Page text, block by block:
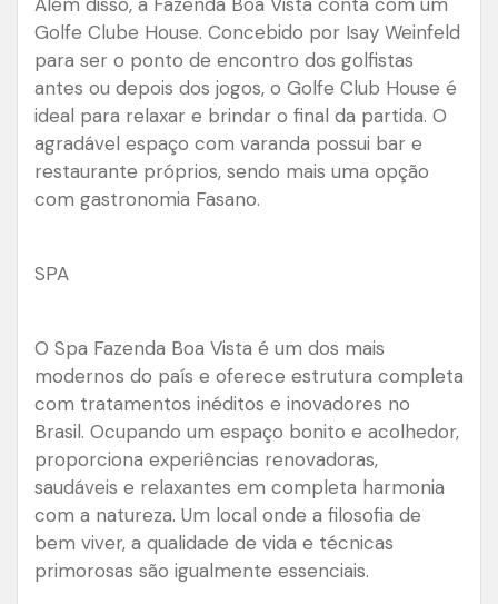
Golfe Clube House. Concebido por Isay Weinfeld
para ser o ponto de encontro dos golfistas
antes ou depois dos jogos, o Golfe Club House é
ideal para relaxar e brindar o final da partida. O
agradável espaço com varanda possui bar e
restaurante próprios, sendo mais uma opção
com gastronomia Fasano.
SPA
O Spa Fazenda Boa Vista é um dos mais
modernos do país e oferece estrutura completa
com tratamentos inéditos e inovadores no
Brasil. Ocupando um espaço bonito e acolhedor,
proporciona experiências renovadoras,
saudáveis e relaxantes em completa harmonia
com a natureza. Um local onde a filosofia de
bem viver, a qualidade de vida e técnicas
primorosas são igualmente essenciais.